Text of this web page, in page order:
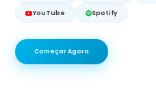
YouTube Spotify
Começar Agora